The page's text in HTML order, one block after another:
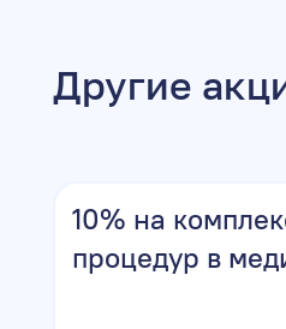
Другие
10% на
процедур в